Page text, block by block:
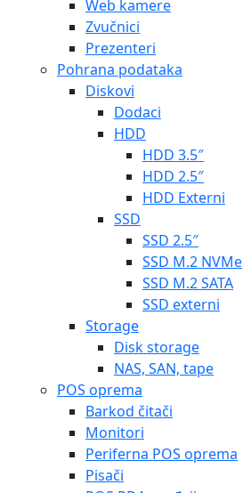
Web kamere
Zvučnici
Prezenteri
Pohrana podataka
Diskovi
Dodaci
HDD
HDD 3.5″
HDD 2.5″
HDD Externi
SSD
SSD 2.5″
SSD M.2 NVMe
SSD M.2 SATA
SSD externi
Storage
Disk storage
NAS, SAN, tape
POS oprema
Barkod čitači
Monitori
Periferna POS oprema
Pisači